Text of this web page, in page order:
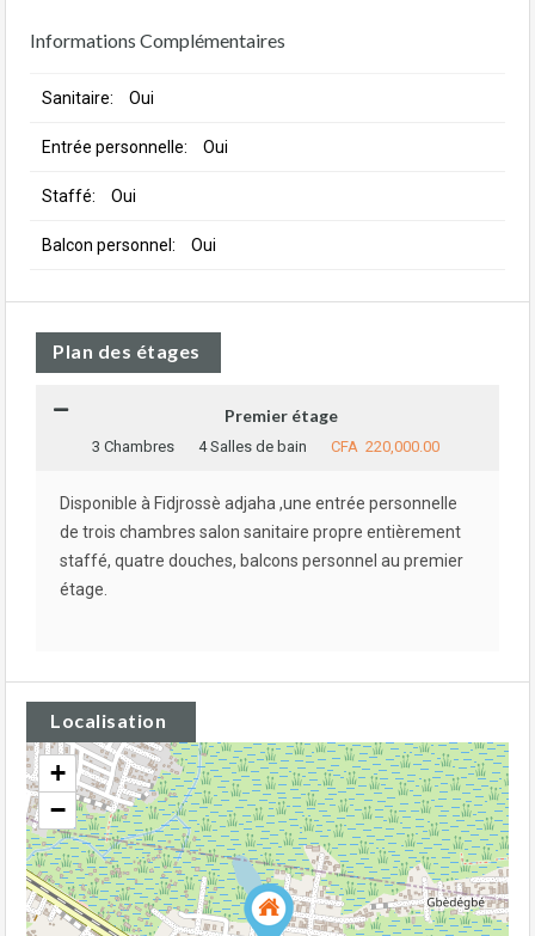
Informations Complémentaires
Sanitaire: Oui
Entrée personnelle: Oui
Staffé: Oui
Balcon personnel: Oui
Plan des étages
Premier étage
3 Chambres 4 Salles de bain CFA 220,000.00
Disponible à Fidjrossè adjaha ,une entrée personnelle
de trois chambres salon sanitaire propre entièrement
staffé, quatre douches, balcons personnel au premier
étage.
Localisation
+
−